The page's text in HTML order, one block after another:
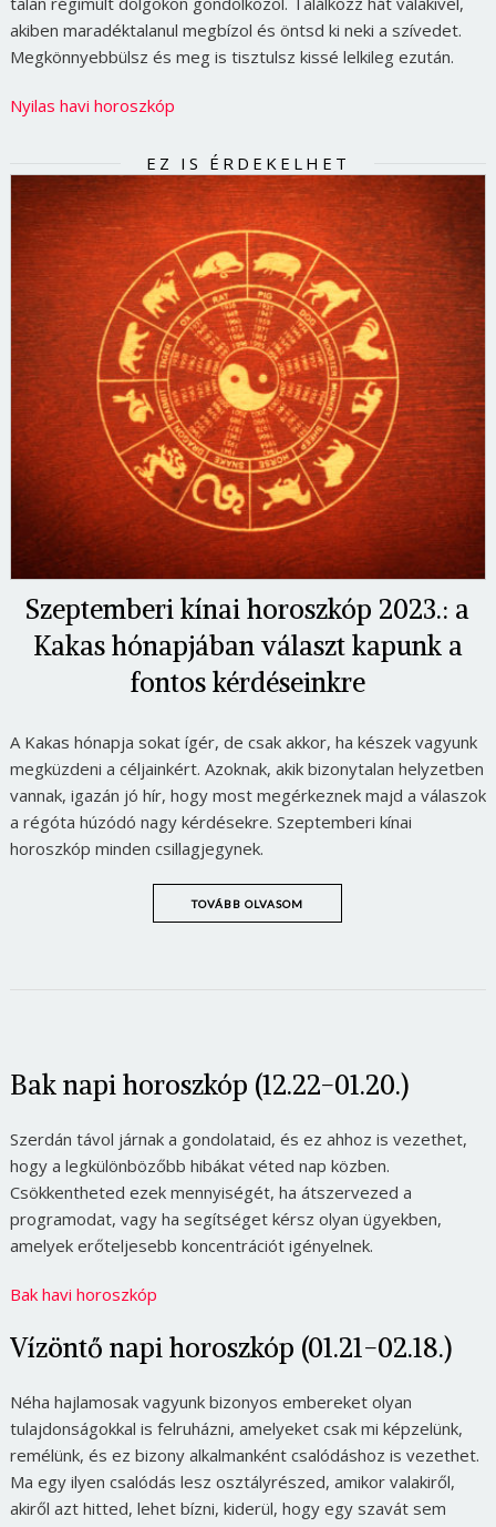
akiben maradéktalanul megbízol és öntsd ki neki a szívedet.
Megkönnyebbülsz és meg is tisztulsz kissé lelkileg ezután.
Nyilas havi horoszkóp
EZ IS ÉRDEKELHET
Szeptemberi kínai horoszkóp 2023.: a
Kakas hónapjában választ kapunk a
fontos kérdéseinkre
A Kakas hónapja sokat ígér, de csak akkor, ha készek vagyunk
megküzdeni a céljainkért. Azoknak, akik bizonytalan helyzetben
vannak, igazán jó hír, hogy most megérkeznek majd a válaszok
a régóta húzódó nagy kérdésekre. Szeptemberi kínai
horoszkóp minden csillagjegynek.
TOVÁBB OLVASOM
Bak napi horoszkóp (12.22-01.20.)
Szerdán távol járnak a gondolataid, és ez ahhoz is vezethet,
hogy a legkülönbözőbb hibákat véted nap közben.
Csökkentheted ezek mennyiségét, ha átszervezed a
programodat, vagy ha segítséget kérsz olyan ügyekben,
amelyek erőteljesebb koncentrációt igényelnek.
Bak havi horoszkóp
Vízöntő napi horoszkóp (01.21-02.18.)
Néha hajlamosak vagyunk bizonyos embereket olyan
tulajdonságokkal is felruházni, amelyeket csak mi képzelünk,
remélünk, és ez bizony alkalmanként csalódáshoz is vezethet.
Ma egy ilyen csalódás lesz osztályrészed, amikor valakiről,
akiről azt hitted, lehet bízni, kiderül, hogy egy szavát sem